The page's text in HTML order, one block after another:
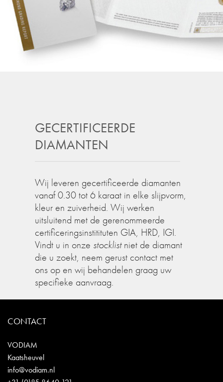
GECERTIFICEERDE
DIAMANTEN
Wij leveren gecertificeerde diamanten
vanaf 0.30 tot 6 karaat in elke slijpvorm,
kleur en zuiverheid. Wij werken
uitsluitend met de gerenommeerde
certificeringsinstitituten GIA, HRD, IGI.
Vindt u in onze stocklistniet de diamant
die u zoekt, neem gerust contact met
ons op en wij behandelen graag uw
specifieke aanvraag.
CONTACT
VODIAM
Kaatsheuvel
info@vodiam.nl